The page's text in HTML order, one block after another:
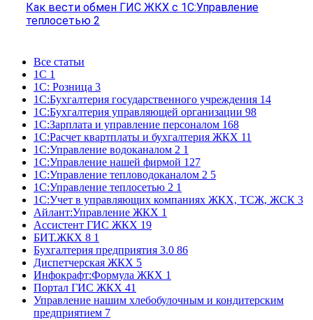
Как вести обмен ГИС ЖКХ с 1С:Управление
теплосетью 2
Все статьи
1С 1
1С: Розница 3
1С:Бухгалтерия государственного учреждения 14
1С:Бухгалтерия управляющей организации 98
1С:Зарплата и управление персоналом 168
1С:Расчет квартплаты и бухгалтерия ЖКХ 11
1С:Управление водоканалом 2 1
1С:Управление нашей фирмой 127
1С:Управление тепловодоканалом 2 5
1С:Управление теплосетью 2 1
1С:Учет в управляющих компаниях ЖКХ, ТСЖ, ЖСК 3
Айлант:Управление ЖКХ 1
Ассистент ГИС ЖКХ 19
БИТ.ЖКХ 8 1
Бухгалтерия предприятия 3.0 86
Диспетчерская ЖКХ 5
Инфокрафт:Формула ЖКХ 1
Портал ГИС ЖКХ 41
Управление нашим хлебобулочным и кондитерским
предприятием 7